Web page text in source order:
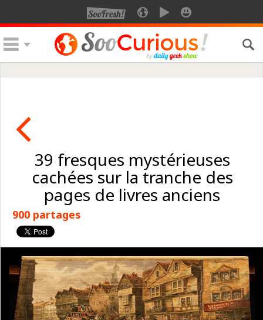
39 fresques mystérieuses
cachées sur la tranche des
pages de livres anciens
900 partages